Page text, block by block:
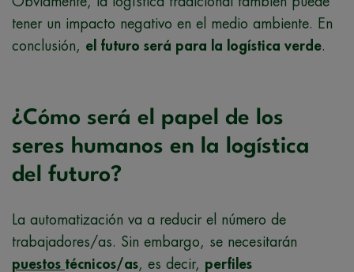
tener un impacto negativo en el medio ambiente. En
conclusión, el futuro será para la logística verde.
¿Cómo será el papel de los
seres humanos en la logística
del futuro?
La automatización va a reducir el número de
trabajadores/as. Sin embargo, se necesitarán
puestos técnicos/as, es decir, perfiles